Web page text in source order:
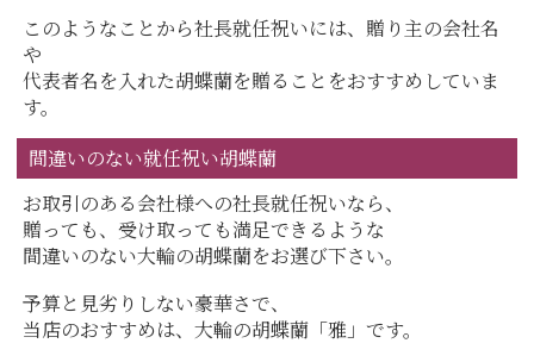
このようなことから社長就任祝いには、贈り主の会社名
や
代表者名を入れた胡蝶蘭を贈ることをおすすめしていま
す。
間違いのない就任祝い胡蝶蘭
お取引のある会社様への社長就任祝いなら、
贈っても、受け取っても満足できるような
間違いのない大輪の胡蝶蘭をお選び下さい。
予算と見劣りしない豪華さで、
当店のおすすめは、大輪の胡蝶蘭「雅」です。